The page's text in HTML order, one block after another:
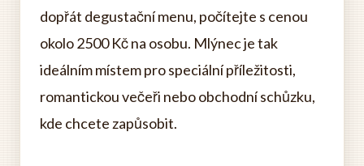
dopřát degustační menu, počítejte s cenou
okolo 2500 Kč na osobu. Mlýnec je tak
ideálním místem pro speciální příležitosti,
romantickou večeři nebo obchodní schůzku,
kde chcete zapůsobit.